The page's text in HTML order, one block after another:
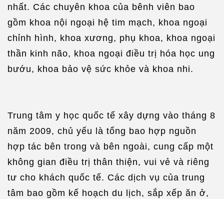
nhất. Các chuyên khoa của bênh viên bao
gồm khoa nội ngoại hệ tim mạch, khoa ngoại
chỉnh hình, khoa xương, phụ khoa, khoa ngoại
thần kinh não, khoa ngoại điều trị hóa học ung
bướu, khoa bảo vệ sức khỏe và khoa nhi.
Trung tâm y học quốc tế xây dựng vào tháng 8
năm 2009, chủ yếu là tổng bao hợp nguồn
hợp tác bên trong và bên ngoài, cung cấp một
không gian điều trị thân thiện, vui vẻ và riêng
tư cho khách quốc tế. Các dịch vụ của trung
tâm bao gồm kế hoạch du lịch, sắp xếp ăn ở,